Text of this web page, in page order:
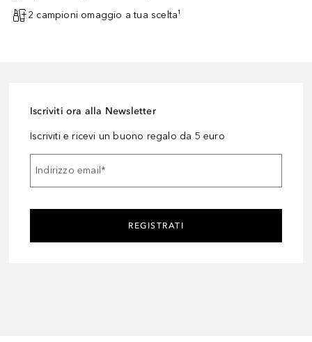
2 campioni omaggio a tua scelta¹
Iscriviti ora alla Newsletter
Iscriviti e ricevi un buono regalo da 5 euro
Indirizzo email*
REGISTRATI